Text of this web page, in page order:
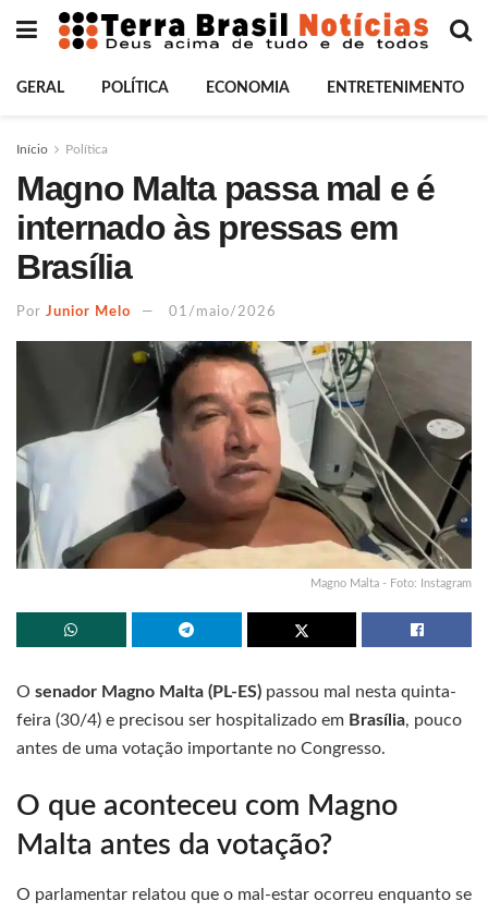
GERAL POLÍTICA ECONOMIA ENTRETENIMENTO
Início Política
Magno Malta passa mal e é
internado às pressas em
Brasília
Por Junior Melo 01/maio/2026
Magno Malta - Foto: Instagram
O senador Magno Malta (PL-ES) passou mal nesta quinta-
feira (30/4) e precisou ser hospitalizado em Brasília, pouco
antes de uma votação importante no Congresso.
O que aconteceu com Magno
Malta antes da votação?
O parlamentar relatou que o mal-estar ocorreu enquanto se